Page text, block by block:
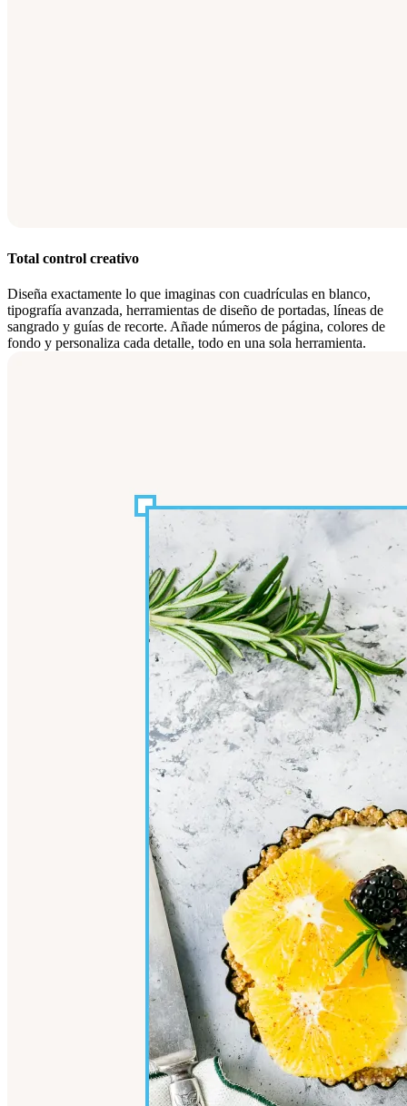
Total control creativo
Diseña exactamente lo que imaginas con cuadrículas en blanco,
tipografía avanzada, herramientas de diseño de portadas, líneas de
sangrado y guías de recorte. Añade números de página, colores de
fondo y personaliza cada detalle, todo en una sola herramienta.